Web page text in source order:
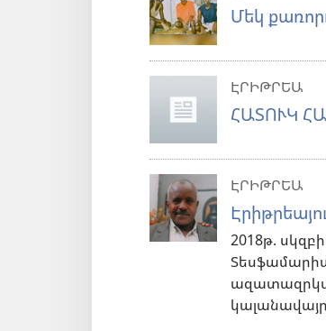
Մեկ
ԷՐԻԹՐԵԱ
ՀԱՏՈՒԿ
ԷՐԻԹՐԵԱ
2018թ.